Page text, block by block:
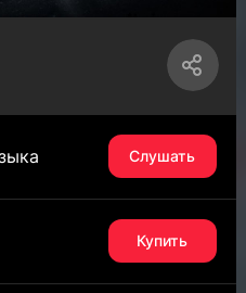
Слушать
Купить